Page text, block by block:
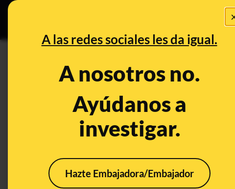
A las redes sociales les da igual.
A nosotros no.
Ayúdanos a
investigar.
Hazte Embajadora/Embajador
Especial Ceuta
No, no hay pruebas de que
pagar a "anarquistas
Jun 10, 2020, 2:44:00 PM